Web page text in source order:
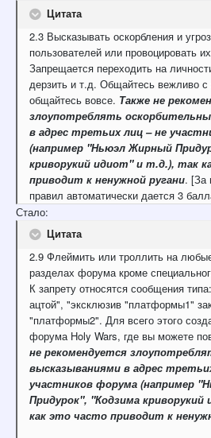
Цитата
2.3 Высказывать оскорбления и
пользователей или провоцировать
Запрещается переходить на
дерзить и т.д. Общайтесь вежливо
общайтесь вовсе. Также не
злоупотреблять
в адрес третьих лиц – не
(например "Ньюэл Жирный
криворукий идиот" и т.д.), так
приводит к ненужной ругани. [За
правил автоматически дается 3
Стало:
Цитата
2.9 Флеймить или троллить на
разделах форума кроме
К запрету относятся сообщения
ацтой", "эксклюзив "платформы1"
"платформы2". Для всего этого
форума Holy Wars, где вы можете
не рекомендуется
высказываниями в адрес
участников форума (например
Придурок", "Кодзима
как это часто приводит к